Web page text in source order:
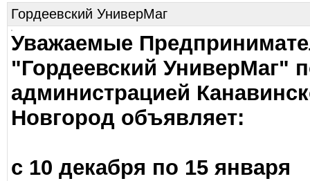
Гордеевский УниверМаг
Уважаемые
"Гордеевский УниверМаг"
администрацией
Новгород объявляет:
с 10 декабря по 15 января